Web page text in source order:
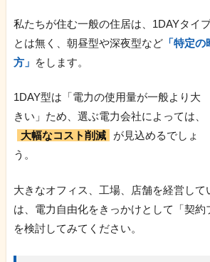
私たちが住む一般の住居は、1DAYタイ
とは無く、朝昼型や深夜型など「特定の
方」 をします。
1DAY型は「電力の使用量が一般より大
きい」ため、選ぶ電力会社によっては、
大幅なコスト削減
が見込めるでしょ
う。
大きなオフィス、工場、店舗を経営して
は、電力自由化をきっかけとして「契約
を検討してみてください。